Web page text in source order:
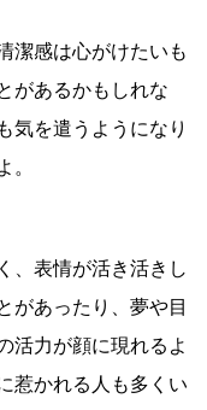
潔感は心がけたいも
があるかもしれな
気を遣うようになり
。
、表情が活き活きし
があったり、夢や目
活力が顔に現れるよ
惹かれる人も多くい